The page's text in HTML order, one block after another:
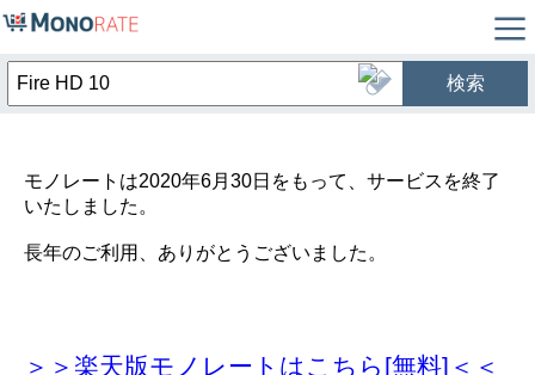
検索
モノレートは2020年6月30日をもって、サービスを終了
いたしました。
長年のご利用、ありがとうございました。
＞＞楽天版モノレートはこちら[無料]＜＜